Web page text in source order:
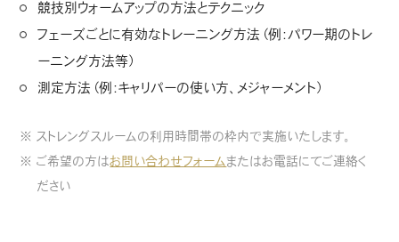
競技別ウォームアップの方法とテクニック
フェーズごとに有効なトレーニング方法（例：パワー期のトレ
ーニング方法等）
測定方法（例：キャリパーの使い方、メジャーメント）
※ ストレングスルームの利用時間帯の枠内で実施いたします。
※ ご希望の方はお問い合わせフォーム またはお電話にてご連絡く
ださい